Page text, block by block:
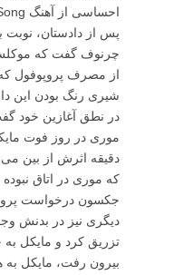
احساسی از آهنگ Earth Song.
پس از دادستان، نوبت
چرنوف گفت که
از مصرف پروپوفول که
شیری رنگ بودن این
دقیقه اثرش از بین
که موری در اتاق
جکسون درخواست
دیگری نیز در بدنش
تزریق کرد و مایکل
بیرون رفت، مایکل به